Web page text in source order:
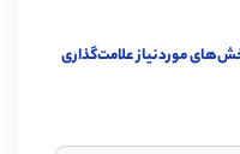
موردنیاز علامت‌گذاری